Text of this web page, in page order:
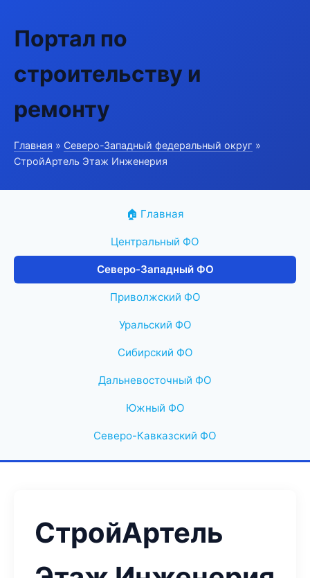
Портал по
строительству и
ремонту
Главная » Северо-Западный федеральный округ »
СтройАртель Этаж Инженерия
🏠 Главная
Центральный ФО
Северо-Западный ФО
Приволжский ФО
Уральский ФО
Сибирский ФО
Дальневосточный ФО
Южный ФО
Северо-Кавказский ФО
СтройАртель